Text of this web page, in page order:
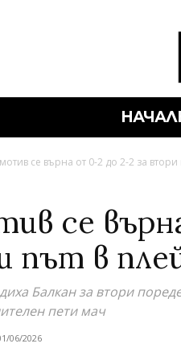
се върна от 0-2 до 2-2 за втори
се
път в
Балкан за втори
пети мач
06/2026